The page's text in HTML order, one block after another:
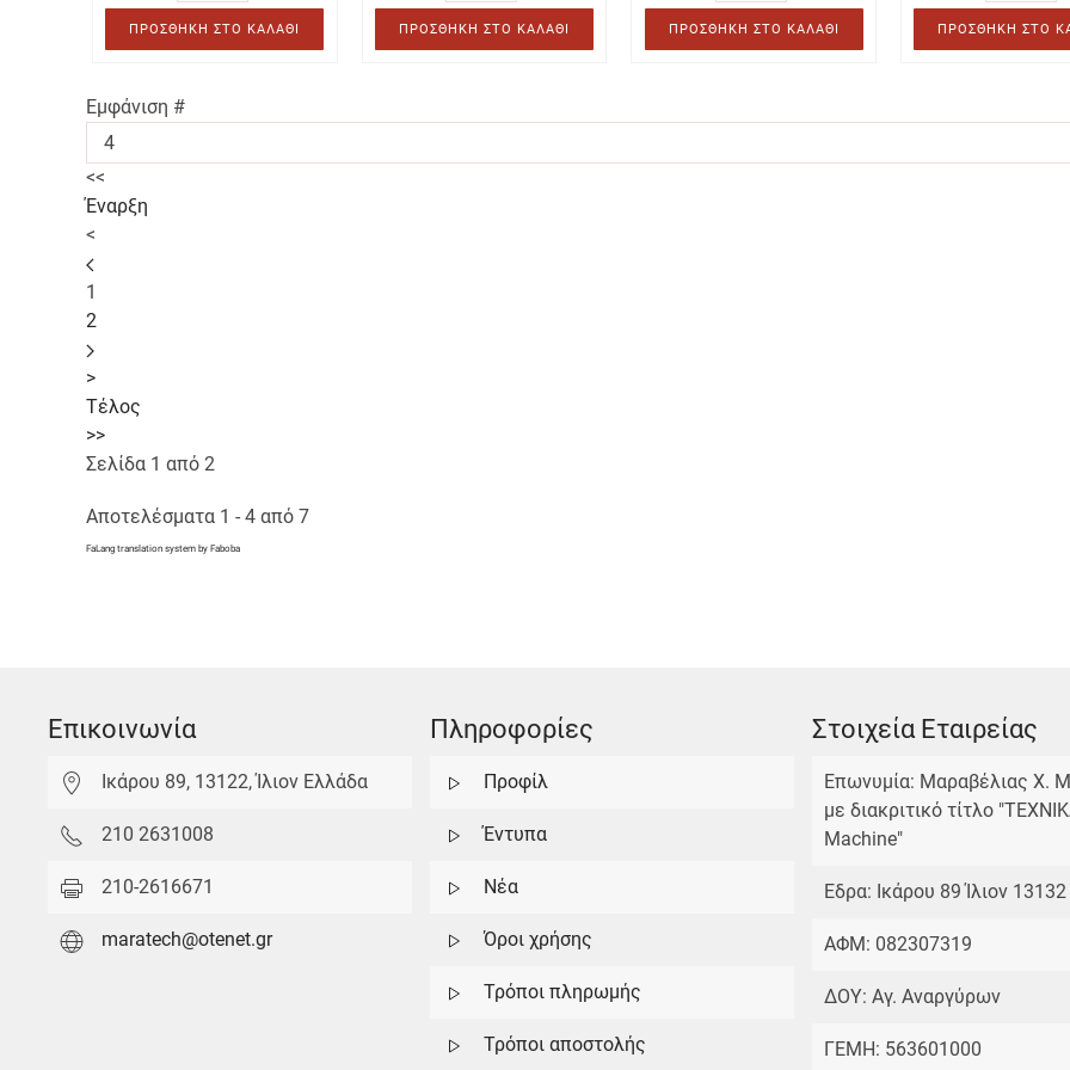
ΠΡΟΣΘΉΚΗ ΣΤΟ ΚΑΛΆΘΙ ΠΡΟΣΘΉΚΗ ΣΤΟ ΚΑΛΆΘΙ ΠΡΟΣΘΉΚΗ ΣΤΟ ΚΑΛΆΘΙ ΠΡΟΣΘΉΚΗ ΣΤΟ
Εμφάνιση #
<<
Έναρξη
<
1
2
>
Τέλος
>>
Σελίδα 1 από 2
Αποτελέσματα 1 - 4 από 7
FaLang translation system by Faboba
Επικοινωνία
Ικάρου 89, 13122, Ίλιον Ελλάδα
210 2631008
210-2616671
maratech@otenet.gr
Πληροφορίες
Προφίλ
Έντυπα
Νέα
Όροι χρήσης
Τρόποι πληρωμής
Τρόποι αποστολής
Στοιχεία Εταιρείας
Επωνυμία: Μαραβέλιας Χ.
με διακριτικό τίτλο
Machine"
Εδρα: Ικάρου 89 Ίλιον 13132
ΑΦΜ: 082307319
ΔΟΥ: Αγ. Αναργύρων
ΓΕΜΗ: 563601000